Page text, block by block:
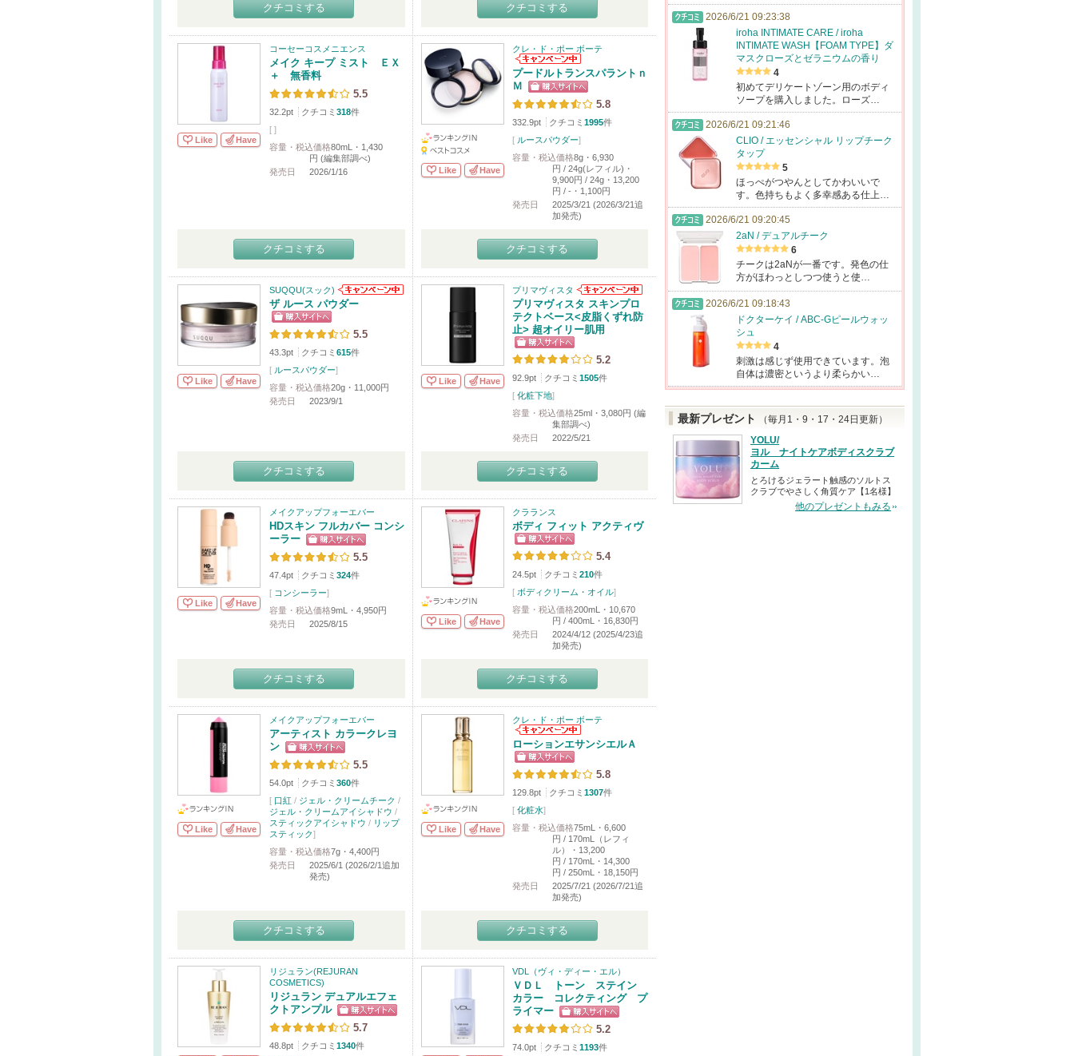
クチコミする クチコミする
Like Have
コーセーコスメニエンス
メイク キープ ミスト ＥＸ
＋ 無香料
5.5
32.2pt クチコミ 318件
[ ]
容量・税込価格80mL・1,430
円 (編集部調べ)
発売日
2026/1/16
クチコミする
Like Have
クレ・ド・ポー ボーテ
プードルトランスパラントｎ
Ｍ
5.8
332.9pt クチコミ 1995件
[ ルースパウダー]
容量・税込価格8g・6,930
円 / 24g(レフィル)・
9,900円 / 24g・13,200
円 / -・1,100円
発売日
2025/3/21 (2026/3/21追
加発売)
クチコミする
Like Have
SUQQU(スック)
ザ ルース パウダー
5.5
43.3pt クチコミ 615件
[ ルースパウダー]
容量・税込価格20g・11,000円
発売日
2023/9/1
クチコミする
Like Have
プリマヴィスタ
プリマヴィスタ スキンプロ
テクトベース<皮脂くずれ防
止> 超オイリー肌用
5.2
92.9pt クチコミ 1505件
[ 化粧下地]
容量・税込価格25ml・3,080円 (編
集部調べ)
発売日
2022/5/21
クチコミする
Like Have
メイクアップフォーエバー
HDスキン フルカバー コンシ
ーラー
5.5
47.4pt クチコミ 324件
[ コンシーラー]
容量・税込価格9mL・4,950円
発売日
2025/8/15
クチコミする
Like Have
クラランス
ボディ フィット アクティヴ
5.4
24.5pt クチコミ 210件
[ ボディクリーム・オイル]
容量・税込価格200mL・10,670
円 / 400mL・16,830円
発売日
2024/4/12 (2025/4/23追
加発売)
クチコミする
Like Have
メイクアップフォーエバー
アーティスト カラークレヨ
ン
5.5
54.0pt クチコミ 360件
[ 口紅 / ジェル・クリームチーク /
ジェル・クリームアイシャドウ /
スティックアイシャドウ / リップ
スティック]
容量・税込価格7g・4,400円
発売日
2025/6/1 (2026/2/1追加
発売)
クチコミする
Like Have
クレ・ド・ポー ボーテ
ローションエサンシエルＡ
5.8
129.8pt クチコミ 1307件
[ 化粧水]
容量・税込価格75mL・6,600
円 / 170mL（レフィ
ル）・13,200
円 / 170mL・14,300
円 / 250mL・18,150円
発売日
2025/7/21 (2026/7/21追
加発売)
クチコミする
リジュラン(REJURAN
COSMETICS)
リジュラン デュアルエフェ
クトアンプル
5.7
48.8pt クチコミ 1340件
VDL（ヴィ・ディー・エル）
ＶＤＬ トーン ステイン
カラー コレクティング プ
ライマー
5.2
74.0pt クチコミ 1193件
2026/6/21 09:23:38
iroha INTIMATE CARE / iroha
INTIMATE WASH【FOAM TYPE】ダ
マスクローズとゼラニウムの香り
4
初めてデリケートゾーン用のボディ
ソープを購入しました。ローズ…
2026/6/21 09:21:46
CLIO / エッセンシャル リップチーク
タップ
5
ほっぺがつやんとしてかわいいで
す。色持ちもよく多幸感ある仕上…
2026/6/21 09:20:45
2aN / デュアルチーク
6
チークは2aNが一番です。発色の仕
方がほわっとしつつ使うと使…
2026/6/21 09:18:43
ドクターケイ / ABC-Gピールウォッ
シュ
4
刺激は感じず使用できています。泡
自体は濃密というより柔らかい…
最新プレゼント
（毎月1・9・17・24日更新）
YOLU/
ヨル ナイトケアボディスクラブ
カーム
とろけるジェラート触感のソルトス
クラブでやさしく角質ケア【1名様】
他のプレゼントもみる